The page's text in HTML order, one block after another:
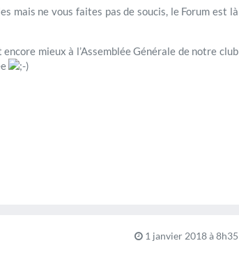
mais ne vous faites pas de soucis, le Forum est là
mieux à l’Assemblée Générale de notre club
1 janvier 2018 à 8h35